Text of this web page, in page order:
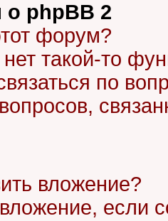
phpBB 2
форум?
такой-то
по
вложение?
если